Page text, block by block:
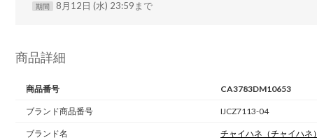
期間 8月12日 (水) 23:59まで
商品詳細
商品番号 CA3783DM10653
ブランド商品番号 IJCZ7113-04
ブランド名 チャイハネ （チャイハネ）